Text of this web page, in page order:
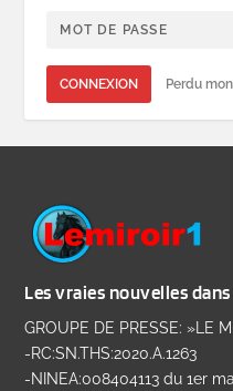
CONNEXION Perdu
Les vraies nouvelles
GROUPE DE PRESSE: »LE
-RC:SN.THS:2020.A.1263
-NINEA:008404113 du 1er